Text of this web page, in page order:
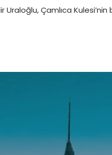
Uraloğlu, Çamlıca